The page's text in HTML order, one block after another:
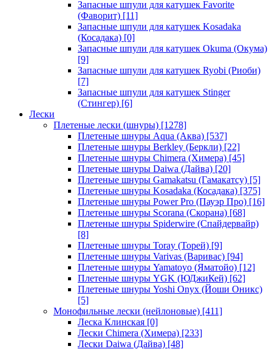
Запасные шпули для катушек Favorite
(Фаворит) [11]
Запасные шпули для катушек Kosadaka
(Косадака) [0]
Запасные шпули для катушек Okuma (Окума)
[9]
Запасные шпули для катушек Ryobi (Риоби)
[7]
Запасные шпули для катушек Stinger
(Стингер) [6]
Лески
Плетеные лески (шнуры) [1278]
Плетеные шнуры Aqua (Аква) [537]
Плетеные шнуры Berkley (Беркли) [22]
Плетеные шнуры Chimera (Химера) [45]
Плетеные шнуры Daiwa (Дайва) [20]
Плетеные шнуры Gamakatsu (Гамакатсу) [5]
Плетеные шнуры Kosadaka (Косадака) [375]
Плетеные шнуры Power Pro (Пауэр Про) [16]
Плетеные шнуры Scorana (Скорана) [68]
Плетеные шнуры Spiderwire (Спайдервайр)
[8]
Плетеные шнуры Toray (Торей) [9]
Плетеные шнуры Varivas (Варивас) [94]
Плетеные шнуры Yamatoyo (Яматойо) [12]
Плетеные шнуры YGK (ЮДжиКей) [62]
Плетеные шнуры Yoshi Onyx (Йоши Оникс)
[5]
Монофильные лески (нейлоновые) [411]
Леска Клинская [0]
Лески Chimera (Химера) [233]
Лески Daiwa (Дайва) [48]